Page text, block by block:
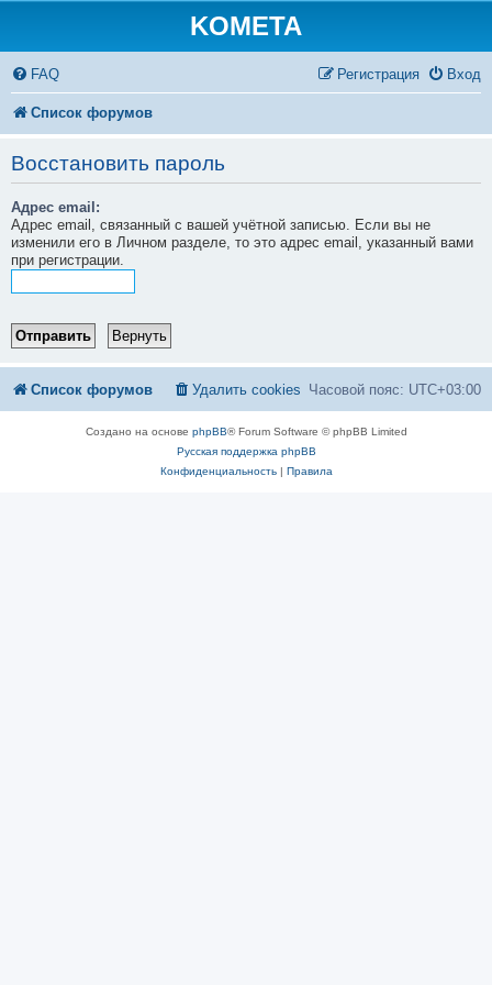
KOMETA
FAQ Вход
Регистрация
Список форумов
Восстановить пароль
Адрес email:
Адрес email, связанный с вашей учётной записью. Если вы не
изменили его в Личном разделе, то это адрес email, указанный вами
при регистрации.
Список форумов Часовой пояс: UTC+03:00
Удалить cookies
Создано на основе phpBB® Forum Software © phpBB Limited
Русская поддержка phpBB
Конфиденциальность| Правила